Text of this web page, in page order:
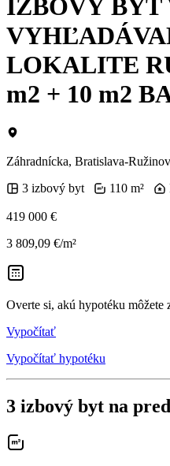
IZBOVÝ BYT
LOKALITE
m2 + 10 m2
Záhradnícka, Bratislava-
3 izbový byt
110 m²
419 000 €
3 809,09 €/m²
Overte si, akú hypotéku môžete
Vypočítať
Vypočítať hypotéku
3 izbový byt na